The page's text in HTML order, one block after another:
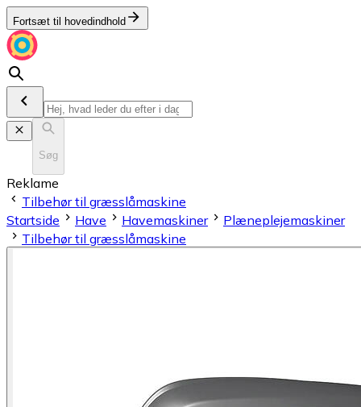
Fortsæt til hovedindhold
Søg
Reklame
Tilbehør til græsslåmaskine
Startside
Have Havemaskiner
Plæneplejemaskiner
Tilbehør til græsslåmaskine